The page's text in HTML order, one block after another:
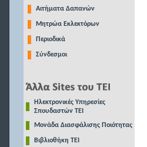
Αιτήματα Δαπανών
Μητρώα Εκλεκτόρων
Περιοδικά
Σύνδεσμοι
Ηλεκτρονικές Υπηρεσίες
Σπουδαστών ΤΕΙ
Μονάδα Διασφάλισης Ποιότητας
Βιβλιοθήκη ΤΕΙ